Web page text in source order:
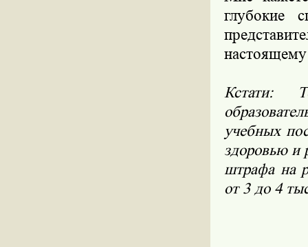
глубокие
Кстати:
учебных
здоровью и
штрафа на
от 3 до 4